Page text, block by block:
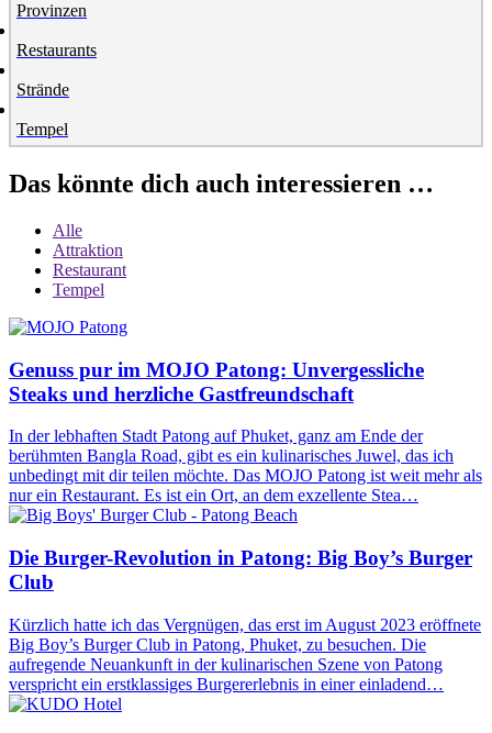
Provinzen
Restaurants
Strände
Tempel
Das könnte dich auch interessieren …
Alle
Attraktion
Restaurant
Tempel
Genuss pur im MOJO Patong: Unvergessliche
Steaks und herzliche Gastfreundschaft
In der lebhaften Stadt Patong auf Phuket, ganz am Ende der
berühmten Bangla Road, gibt es ein kulinarisches Juwel, das ich
unbedingt mit dir teilen möchte. Das MOJO Patong ist weit mehr als
nur ein Restaurant. Es ist ein Ort, an dem exzellente Stea…
Die Burger-Revolution in Patong: Big Boy’s Burger
Club
Kürzlich hatte ich das Vergnügen, das erst im August 2023 eröffnete
Big Boy’s Burger Club in Patong, Phuket, zu besuchen. Die
aufregende Neuankunft in der kulinarischen Szene von Patong
verspricht ein erstklassiges Burgererlebnis in einer einladend…